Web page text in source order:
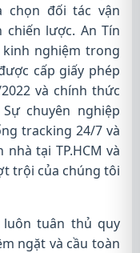
chọn đối tác vận
lược. An Tín
nghiệm trong
cấp giấy phép
và chính thức
chuyên nghiệp
tracking 24/7 và
tại TP.HCM và
trội của chúng tôi
luôn tuân thủ quy
ngặt và cầu toàn